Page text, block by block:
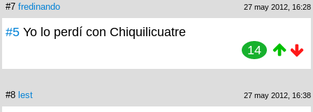
#7 fredinando 27 may 2012, 16:28
#5 Yo lo perdí con Chiquilicuatre
14
#8 lest 27 may 2012, 16:38